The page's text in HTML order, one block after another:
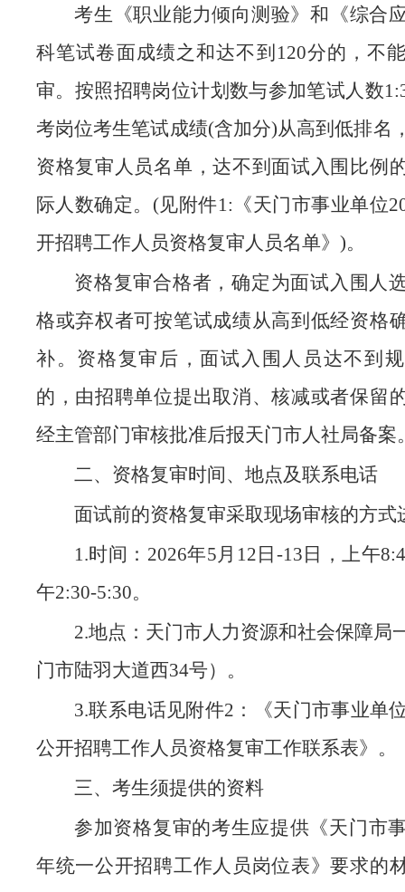
考生《职业能力倾向测验》和《综合
科笔试卷面成绩之和达不到120分的，不
审。按照招聘岗位计划数与参加笔试人数
考岗位考生笔试成绩(含加分)从高到低排名
资格复审人员名单，达不到面试入围比例
际人数确定。(见附件1:《天门市事业单位
开招聘工作人员资格复审人员名单》)。
资格复审合格者，确定为面试入围人
格或弃权者可按笔试成绩从高到低经资格
补。资格复审后，面试入围人员达不到
的，由招聘单位提出取消、核减或者保留
经主管部门审核批准后报天门市人社局备案
二、资格复审时间、地点及联系电话
面试前的资格复审采取现场审核的方式
1.时间：2026年5月12日-13日，上午
午2:30-5:30。
2.地点：天门市人力资源和社会保障局
门市陆羽大道西34号）。
3.联系电话见附件2：《天门市事业单
公开招聘工作人员资格复审工作联系表》。
三、考生须提供的资料
参加资格复审的考生应提供《天门市
年统一公开招聘工作人员岗位表》要求的